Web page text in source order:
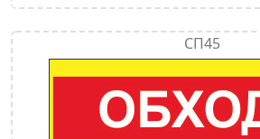
СП45